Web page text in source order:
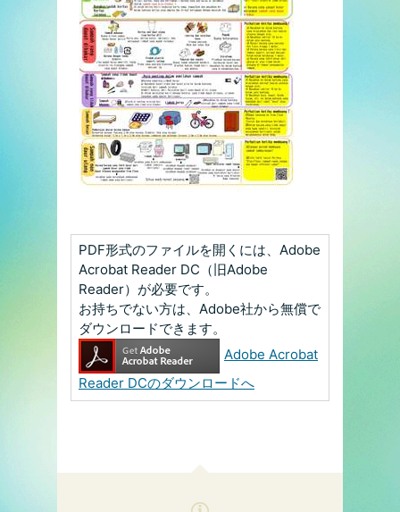
PDF形式のファイルを開くには、Adobe
Acrobat Reader DC（旧Adobe
Reader）が必要です。
お持ちでない方は、Adobe社から無償で
ダウンロードできます。
Adobe Acrobat
Reader DCのダウンロードへ